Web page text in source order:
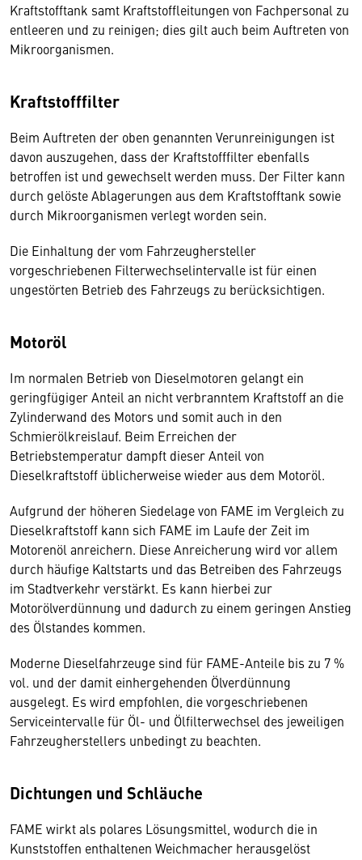
Kraftstofftank samt Kraftstoffleitungen von Fachpersonal zu
entleeren und zu reinigen; dies gilt auch beim Auftreten von
Mikroorganismen.
Kraftstofffilter
Beim Auftreten der oben genannten Verunreinigungen ist
davon auszugehen, dass der Kraftstofffilter ebenfalls
betroffen ist und gewechselt werden muss. Der Filter kann
durch gelöste Ablagerungen aus dem Kraftstofftank sowie
durch Mikroorganismen verlegt worden sein.
Die Einhaltung der vom Fahrzeughersteller
vorgeschriebenen Filterwechselintervalle ist für einen
ungestörten Betrieb des Fahrzeugs zu berücksichtigen.
Motoröl
Im normalen Betrieb von Dieselmotoren gelangt ein
geringfügiger Anteil an nicht verbranntem Kraftstoff an die
Zylinderwand des Motors und somit auch in den
Schmierölkreislauf. Beim Erreichen der
Betriebstemperatur dampft dieser Anteil von
Dieselkraftstoff üblicherweise wieder aus dem Motoröl.
Aufgrund der höheren Siedelage von FAME im Vergleich zu
Dieselkraftstoff kann sich FAME im Laufe der Zeit im
Motorenöl anreichern. Diese Anreicherung wird vor allem
durch häufige Kaltstarts und das Betreiben des Fahrzeugs
im Stadtverkehr verstärkt. Es kann hierbei zur
Motorölverdünnung und dadurch zu einem geringen Anstieg
des Ölstandes kommen.
Moderne Dieselfahrzeuge sind für FAME-Anteile bis zu 7 %
vol. und der damit einhergehenden Ölverdünnung
ausgelegt. Es wird empfohlen, die vorgeschriebenen
Serviceintervalle für Öl- und Ölfilterwechsel des jeweiligen
Fahrzeugherstellers unbedingt zu beachten.
Dichtungen und Schläuche
FAME wirkt als polares Lösungsmittel, wodurch die in
Kunststoffen enthaltenen Weichmacher herausgelöst